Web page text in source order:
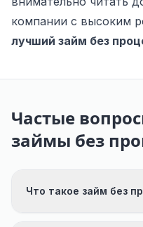
компании с высоким
лучший займ без
Частые
займы без
Что такое займ без